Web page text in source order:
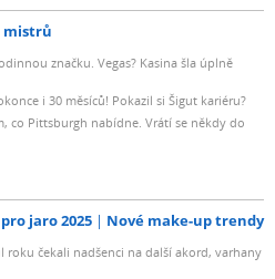
mistrů
značku. Vegas? Kasina šla úplně
i 30 měsíců! Pokazil si Šigut kariéru?
co Pittsburgh nabídne. Vrátí se někdy do
jaro 2025 Nové make-up trendy
roku čekali nadšenci na další akord, varhany